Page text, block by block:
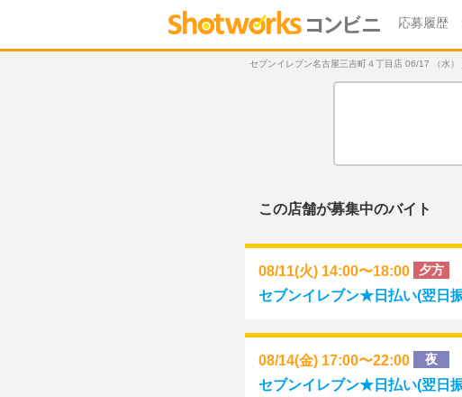
応募履歴
セブンイレブン名古屋三吉町４丁目店 06/17 （水
この店舗が募集中のバイト
08/11(火) 14:00〜18:00 夕方
セブンイレブン★日払い(翌日
08/14(金) 17:00〜22:00 夜
セブンイレブン★日払い(翌日